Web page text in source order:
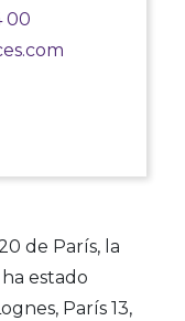
00
de París, la
estado
París 13,